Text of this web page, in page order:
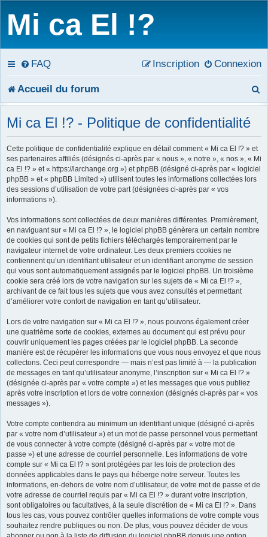
Mi ca El !?
FAQ Connexion
Inscription
Accueil du forum
e
Mi ca El !? - Politique de confidentialité
Cette politique de confidentialité explique en détail comment « Mi ca El !? » et
ses partenaires affiliés (désignés ci-après par « nous », « notre », « nos », « Mi
ca El !? » et « https://larchange.org ») et phpBB (désigné ci-après par « logiciel
phpBB » et « phpBB Limited ») utilisent toutes les informations collectées lors
des sessions d’utilisation de votre part (désignées ci-après par « vos
informations »).
Vos informations sont collectées de deux manières différentes. Premièrement,
en naviguant sur « Mi ca El !? », le logiciel phpBB génèrera un certain nombre
de cookies qui sont de petits fichiers téléchargés temporairement par le
navigateur internet de votre ordinateur. Les deux premiers cookies ne
contiennent qu’un identifiant utilisateur et un identifiant anonyme de session
qui vous sont automatiquement assignés par le logiciel phpBB. Un troisième
cookie sera créé lors de votre navigation sur les sujets de « Mi ca El !? »,
archivant de ce fait tous les sujets que vous avez consultés et permettant
d’améliorer votre confort de navigation en tant qu’utilisateur.
Lors de votre navigation sur « Mi ca El !? », nous pouvons également créer
une quatrième sorte de cookies, externes au document qui est prévu pour
couvrir uniquement les pages créées par le logiciel phpBB. La seconde
manière est de récupérer les informations que vous nous envoyez et que nous
collectons. Ceci peut correspondre — mais n’est pas limité à — la publication
de messages en tant qu’utilisateur anonyme, l’inscription sur « Mi ca El !? »
(désignée ci-après par « votre compte ») et les messages que vous publiez
après votre inscription et lors de votre connexion (désignés ci-après par « vos
messages »).
Votre compte contiendra au minimum un identifiant unique (désigné ci-après
par « votre nom d’utilisateur ») et un mot de passe personnel vous permettant
de vous connecter à votre compte (désigné ci-après par « votre mot de
passe ») et une adresse de courriel personnelle. Les informations de votre
compte sur « Mi ca El !? » sont protégées par les lois de protection des
données applicables dans le pays qui héberge notre serveur. Toutes les
informations, en-dehors de votre nom d’utilisateur, de votre mot de passe et de
votre adresse de courriel requis par « Mi ca El !? » durant votre inscription,
sont obligatoires ou facultatives, à la seule discrétion de « Mi ca El !? ». Dans
tous les cas, vous pouvez contrôler quelles informations de votre compte vous
souhaitez rendre publiques ou non. De plus, vous pouvez décider de vous